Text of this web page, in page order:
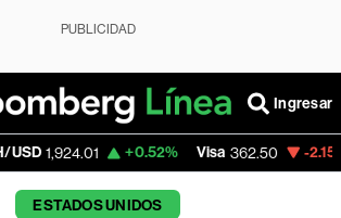
PUBLICIDAD
Ingresar
+0.52% Visa 362.50 -2.15%
ESTADOS UNIDOS